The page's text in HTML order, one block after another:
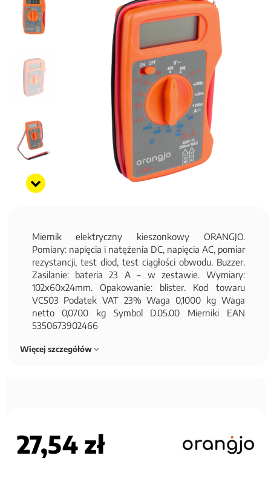
Miernik elektryczny kieszonkowy ORANGJO.
Pomiary: napięcia i natężenia DC, napięcia AC, pomiar
rezystancji, test diod, test ciągłości obwodu. Buzzer.
Zasilanie: bateria 23 A – w zestawie. Wymiary:
102x60x24mm. Opakowanie: blister. Kod towaru
VC503 Podatek VAT 23% Waga 0,1000 kg Waga
netto 0,0700 kg Symbol D.05.00 Mierniki EAN
5350673902466
Więcej szczegółów
27,54 zł